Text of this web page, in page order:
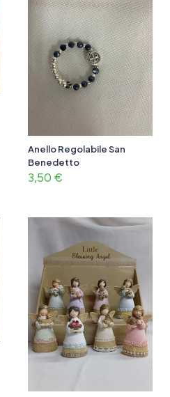
Anello Regolabile San
Benedetto
3,50 €